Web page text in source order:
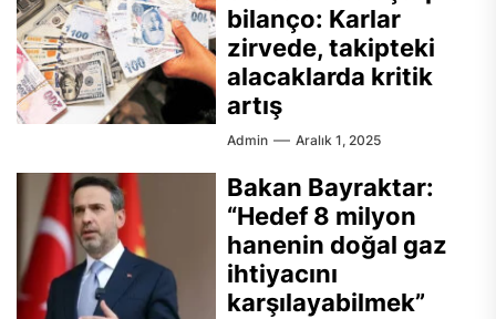
bilanço: Karlar
zirvede, takipteki
alacaklarda kritik
artış
Admin Aralık 1, 2025
Bakan Bayraktar:
“Hedef 8 milyon
hanenin doğal gaz
ihtiyacını
karşılayabilmek”